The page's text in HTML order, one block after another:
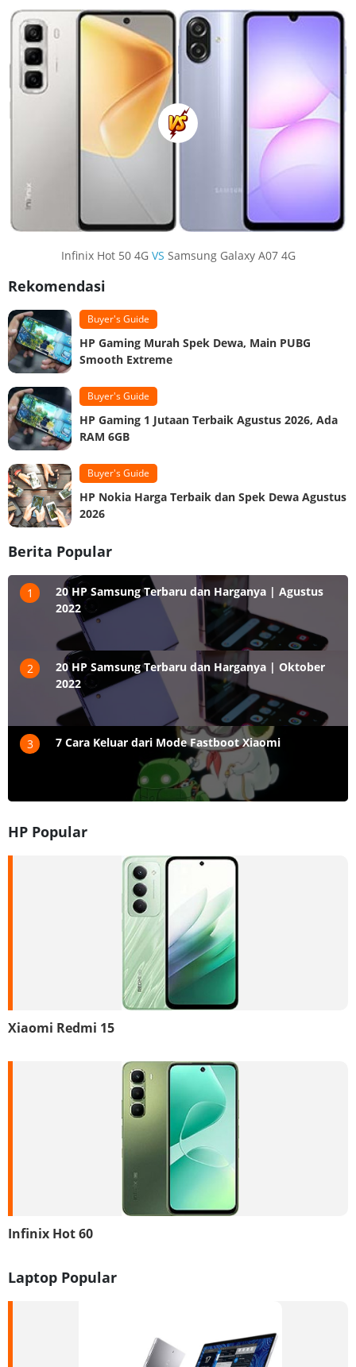
Infinix Hot 50 4G VS Samsung Galaxy A07 4G
Rekomendasi
Buyer's Guide
HP Gaming Murah Spek Dewa, Main PUBG
Smooth Extreme
Buyer's Guide
HP Gaming 1 Jutaan Terbaik Agustus 2026, Ada
RAM 6GB
Buyer's Guide
HP Nokia Harga Terbaik dan Spek Dewa Agustus
2026
Berita Popular
1
20 HP Samsung Terbaru dan Harganya | Agustus
2022
2
20 HP Samsung Terbaru dan Harganya | Oktober
2022
3 7 Cara Keluar dari Mode Fastboot Xiaomi
HP Popular
Xiaomi Redmi 15
Infinix Hot 60
Laptop Popular